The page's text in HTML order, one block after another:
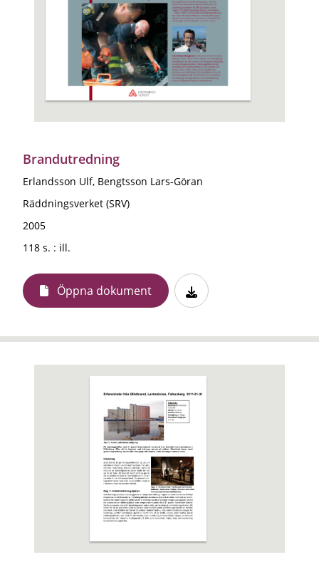
Brandutredning
Erlandsson Ulf, Bengtsson Lars-Göran
Räddningsverket (SRV)
2005
118 s. : ill.
Öppna dokument